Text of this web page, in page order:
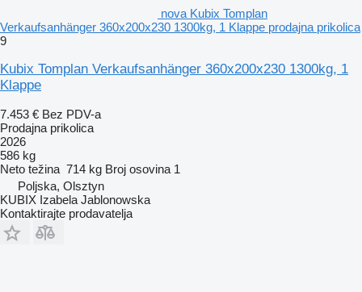
nova Kubix Tomplan
Verkaufsanhänger 360x200x230 1300kg, 1 Klappe prodajna prikolica
9
Kubix Tomplan Verkaufsanhänger 360x200x230 1300kg, 1
Klappe
7.453 € Bez PDV-a
Prodajna prikolica
2026
586 kg
Neto težina 714 kg Broj osovina 1
Poljska, Olsztyn
KUBIX Izabela Jablonowska
Kontaktirajte prodavatelja